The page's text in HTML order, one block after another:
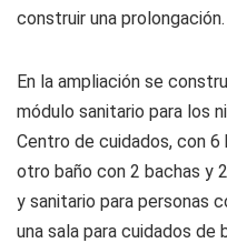
construir una prolongación.
En la ampliación se
módulo sanitario para los
Centro de cuidados, con
otro baño con 2 bachas y
y sanitario para personas
una sala para cuidados de